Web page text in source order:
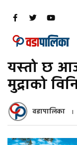
यस्तो छ
मुद्राको
वडापालिका